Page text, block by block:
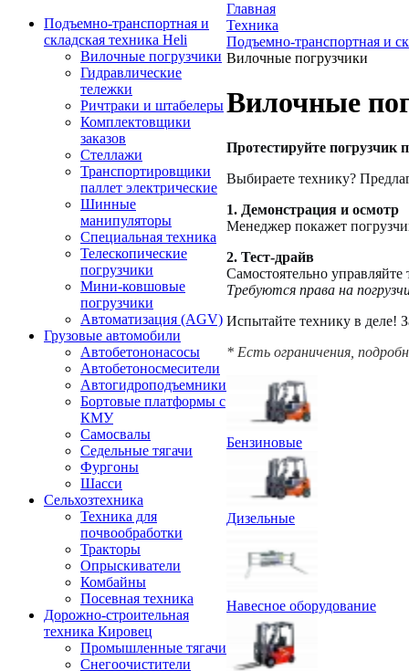
Подъемно-транспортная и
складская техника Heli
Вилочные погрузчики
Гидравлические
тележки
Ричтраки и штабелеры
Комплектовщики
заказов
Стеллажи
Транспортировщики
паллет электрические
Шинные
манипуляторы
Специальная техника
Телескопические
погрузчики
Мини-ковшовые
погрузчики
Автоматизация (AGV)
Грузовые автомобили
Автобетононасосы
Автобетоносмесители
Автогидроподъемники
Бортовые платформы с
КМУ
Самосвалы
Седельные тягачи
Фургоны
Шасси
Сельхозтехника
Техника для
почвообработки
Тракторы
Опрыскиватели
Комбайны
Посевная техника
Дорожно-строительная
техника Кировец
Промышленные тягачи
Снегоочистители
Главная
Техника
Подъемно-транспортная и
Вилочные погрузчики
Вилочные
Протестируйте погрузчик
Выбираете технику?
1. Демонстрация и осмотр
Менеджер покажет
2. Тест-драйв
Самостоятельно
Требуются права на
Испытайте технику в деле!
* Есть ограничения,
Бензиновые
Дизельные
Навесное оборудование